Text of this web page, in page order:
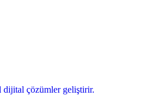
dijital çözümler geliştirir.